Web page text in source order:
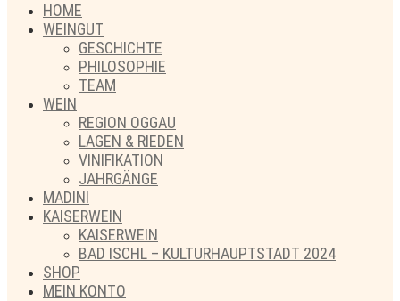
HOME
WEINGUT
GESCHICHTE
PHILOSOPHIE
TEAM
WEIN
REGION OGGAU
LAGEN & RIEDEN
VINIFIKATION
JAHRGÄNGE
MADINI
KAISERWEIN
KAISERWEIN
BAD ISCHL – KULTURHAUPTSTADT 2024
SHOP
MEIN KONTO